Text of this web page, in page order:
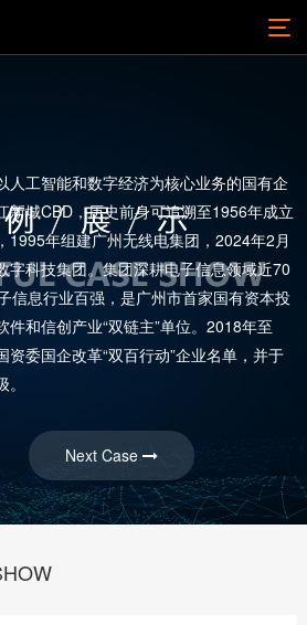
人工智能和数字经济为核心业务的国有企
新城CBD，历史前身可追溯至1956年成立
1995年组建广州无线电集团，2024年2月
字科技集团。集团深耕电子信息领域近70
信息行业百强，是广州市首家国有资本投
件和信创产业“双链主”单位。2018年至
委国企改革“双百行动”企业名单，并于
Next Case